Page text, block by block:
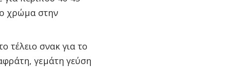
χρώμα στην
τέλειο σνακ για το
γεμάτη γεύση